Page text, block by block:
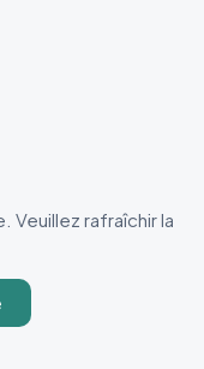
Veuillez rafraîchir la